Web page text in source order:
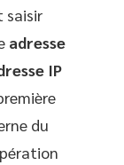
saisir
adresse
IP
du